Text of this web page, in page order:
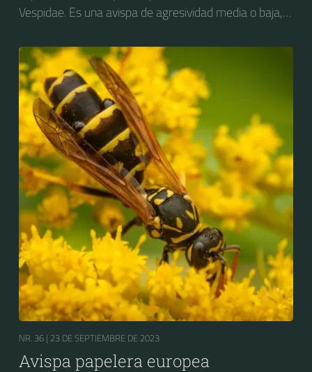
Vespidae. Es una avispa de agresividad media o baja,
impacto negativo hacia las actividades agropecuarias,
particularmente la fruticultura. Es nativa de Europa y
del norte de África pero ha sido introducida
accidentalmente en Estados Unidos y en la zona
cordillerana de Argentina y Chile, donde está bien
establecida.
NR. 36 | 23 DE SEPTIEMBRE DE 2023
Avispa papelera europea